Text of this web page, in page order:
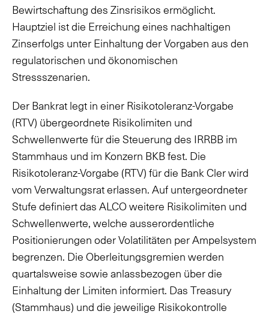
Bewirtschaftung des Zinsrisikos ermöglicht.
Hauptziel ist die Erreichung eines nachhaltigen
Zinserfolgs unter Einhaltung der Vorgaben aus den
regulatorischen und ökonomischen
Stressszenarien.
Der Bankrat legt in einer Risikotoleranz-Vorgabe
(RTV) übergeordnete Risikolimiten und
Schwellenwerte für die Steuerung des IRRBB im
Stammhaus und im Konzern BKB fest. Die
Risikotoleranz-Vorgabe (RTV) für die Bank Cler wird
vom Verwaltungsrat erlassen. Auf untergeordneter
Stufe definiert das ALCO weitere Risikolimiten und
Schwellenwerte, welche ausserordentliche
Positionierungen oder Volatilitäten per Ampelsystem
begrenzen. Die Oberleitungsgremien werden
quartalsweise sowie anlassbezogen über die
Einhaltung der Limiten informiert. Das Treasury
(Stammhaus) und die jeweilige Risikokontrolle